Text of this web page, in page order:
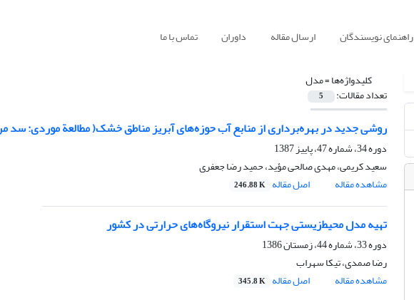
راهنمای نویسندگان ارسال مقاله داوران تماس با ما
کلیدواژه‌ها =مدل
تعداد مقالات: 5
روشی جدید در بهره‌برداری از منابع آب حوزه‌های آبریز مناطق خشک( مطالعة موردی:
دوره 34، شماره 47، پاییز 1387
سعید کریمی، مهدی صالحی مؤید، حمید رضا جعفری
مشاهده مقاله
اصل مقاله 246.88 K
تهیه مدل محیط‌زیستی جهت استقرار نیروگاه‌های حرارتی در کشور
دوره 33، شماره 44، زمستان 1386
رضا صمدی، تیکا سهراب
مشاهده مقاله
اصل مقاله 345.8 K